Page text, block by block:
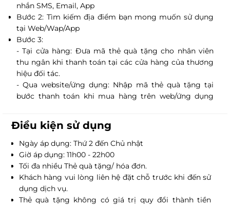
thị trường F&B phát triển tại Việt Nam, Golden Gate
luôn cam kết mang đến khách hàng những trải
nghiệm tốt nhất qua phong cách ẩm thực độc đáo
và chất lượng dịch vụ “từ trái tim”.
iCook
Nhiều địa điểm
K-Pub
Nhiều địa điểm
Sumo BBQ
Nhiều địa điểm
nhắn SMS, Email, App
Bước 2: Tìm kiếm địa điểm bạn mong muốn sử dụng
tại Web/Wap/App
Bước 3:
- Tại cửa hàng: Đưa mã thẻ quà tặng cho nhân viên
thu ngân khi thanh toán tại các cửa hàng của thương
hiệu đối tác.
- Qua website/ứng dụng: Nhập mã thẻ quà tặng tại
bước thanh toán khi mua hàng trên web/ứng dụng
Điều kiện sử dụng
Ngày áp dụng: Thứ 2 đến Chủ nhật
Giờ áp dụng: 11h00 - 22h00
Tối đa nhiều Thẻ quà tặng/ hóa đơn.
Khách hàng vui lòng liên hệ đặt chỗ trước khi đến sử
dụng dịch vụ.
Thẻ quà tặng không có giá trị quy đổi thành tiền